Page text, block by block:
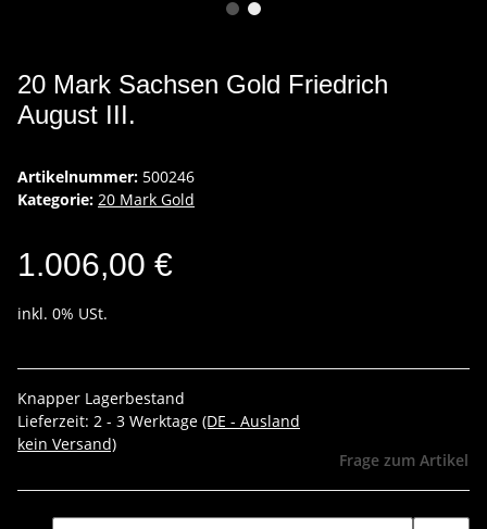
20 Mark Sachsen Gold Friedrich
August III.
Artikelnummer: 500246
Kategorie: 20 Mark Gold
1.006,00 €
inkl. 0% USt.
Knapper Lagerbestand
Lieferzeit: 2 - 3 Werktage (DE - Ausland
kein Versand)
Frage zum Artikel